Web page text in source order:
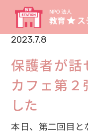
2023.7.8
保護者が話
カフェ第２
した
本日、第二回目と